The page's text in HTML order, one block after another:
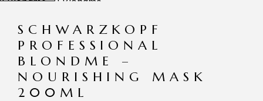
SCHWARZKOPF
PROFESSIONAL
BLONDME –
NOURISHING MASK
200ML